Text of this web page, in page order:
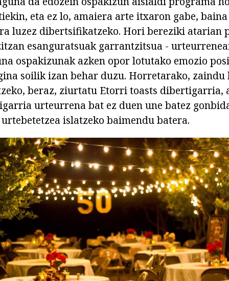
eta ez lo, amaiera arte itxaron gabe,
luzez dibertsifikatzeko. Hori bereziki atarian
esanguratsuak garrantzitsua -
ospakizunak azken opor lotutako emozio
soilik izan behar duzu. Horretarako, zaindu
beraz, ziurtatu Etorri toasts dibertigarria,
urteurrena bat ez duen une batez
islatzeko baimendu batera.